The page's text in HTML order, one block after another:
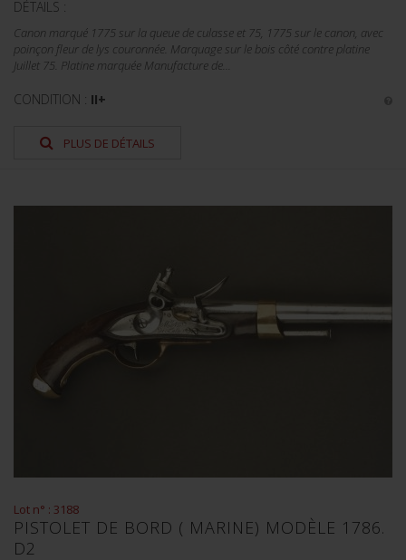
DÉTAILS :
Canon marqué 1775 sur la queue de culasse et 75, 1775 sur le canon, avec
poinçon fleur de lys couronnée. Marquage sur le bois côté contre platine
Juillet 75. Platine marquée Manufacture de...
CONDITION : II+
PLUS DE DÉTAILS
Lot n° : 3188
PISTOLET DE BORD ( MARINE) MODÈLE 1786.
D2